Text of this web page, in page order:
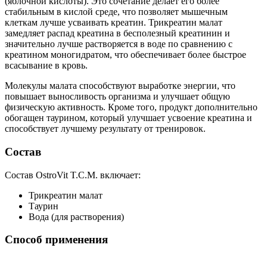
стабильным в кислой среде, что позволяет мышечным
клеткам лучше усваивать креатин. Трикреатин малат
замедляет распад креатина в бесполезный креатинин и
значительно лучше растворяется в воде по сравнению с
креатином моногидратом, что обеспечивает более быстрое
всасывание в кровь.
Молекулы малата способствуют выработке энергии, что
повышает выносливость организма и улучшает общую
физическую активность. Кроме того, продукт дополнительно
обогащен таурином, который улучшает усвоение креатина и
способствует лучшему результату от тренировок.
Состав
Состав OstroVit T.C.M. включает:
Трикреатин малат
Таурин
Вода (для растворения)
Способ применения